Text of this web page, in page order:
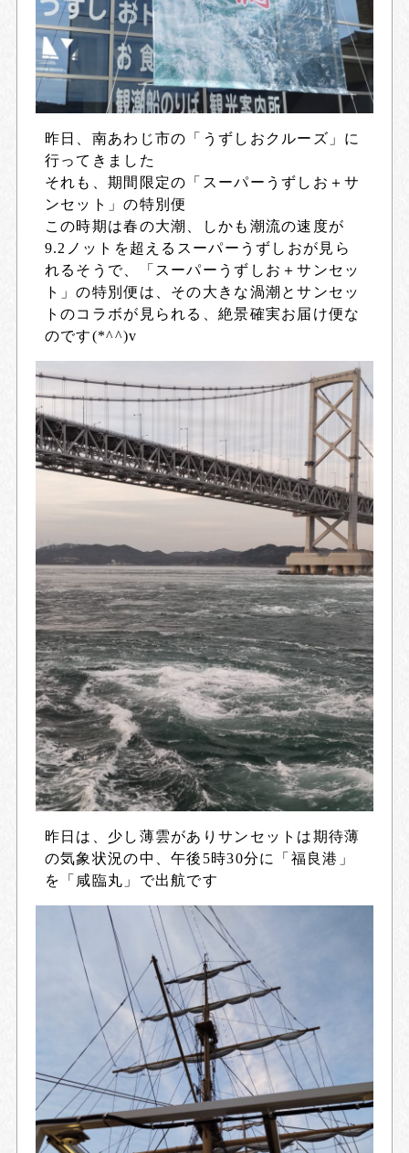
昨日、南あわじ市の「うずしおクルーズ」に
行ってきました
それも、期間限定の「スーパーうずしお＋サ
ンセット」の特別便
この時期は春の大潮、しかも潮流の速度が
9.2ノットを超えるスーパーうずしおが見ら
れるそうで、「スーパーうずしお＋サンセッ
ト」の特別便は、その大きな渦潮とサンセッ
トのコラボが見られる、絶景確実お届け便な
のです(*^^)v
昨日は、少し薄雲がありサンセットは期待薄
の気象状況の中、午後5時30分に「福良港」
を「咸臨丸」で出航です